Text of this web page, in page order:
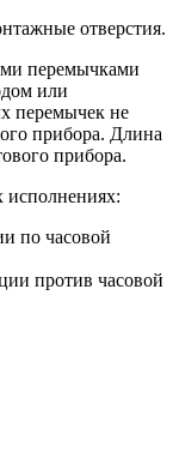
отверстия.
перемычками
или
перемычек не
прибора. Длина
прибора.
исполнениях:
по часовой
против часовой